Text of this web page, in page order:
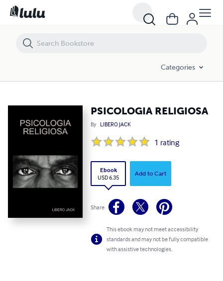
Categories
PSICOLOGIA RELIGIOSA
By LIBERO JACK
1 rating
Ebook
USD 6.35
Add to Cart
Share
This ebook may not meet accessibility
standards and may not be fully compatible
with assistive technologies.
PSICOLOGIA RELIGIOSA